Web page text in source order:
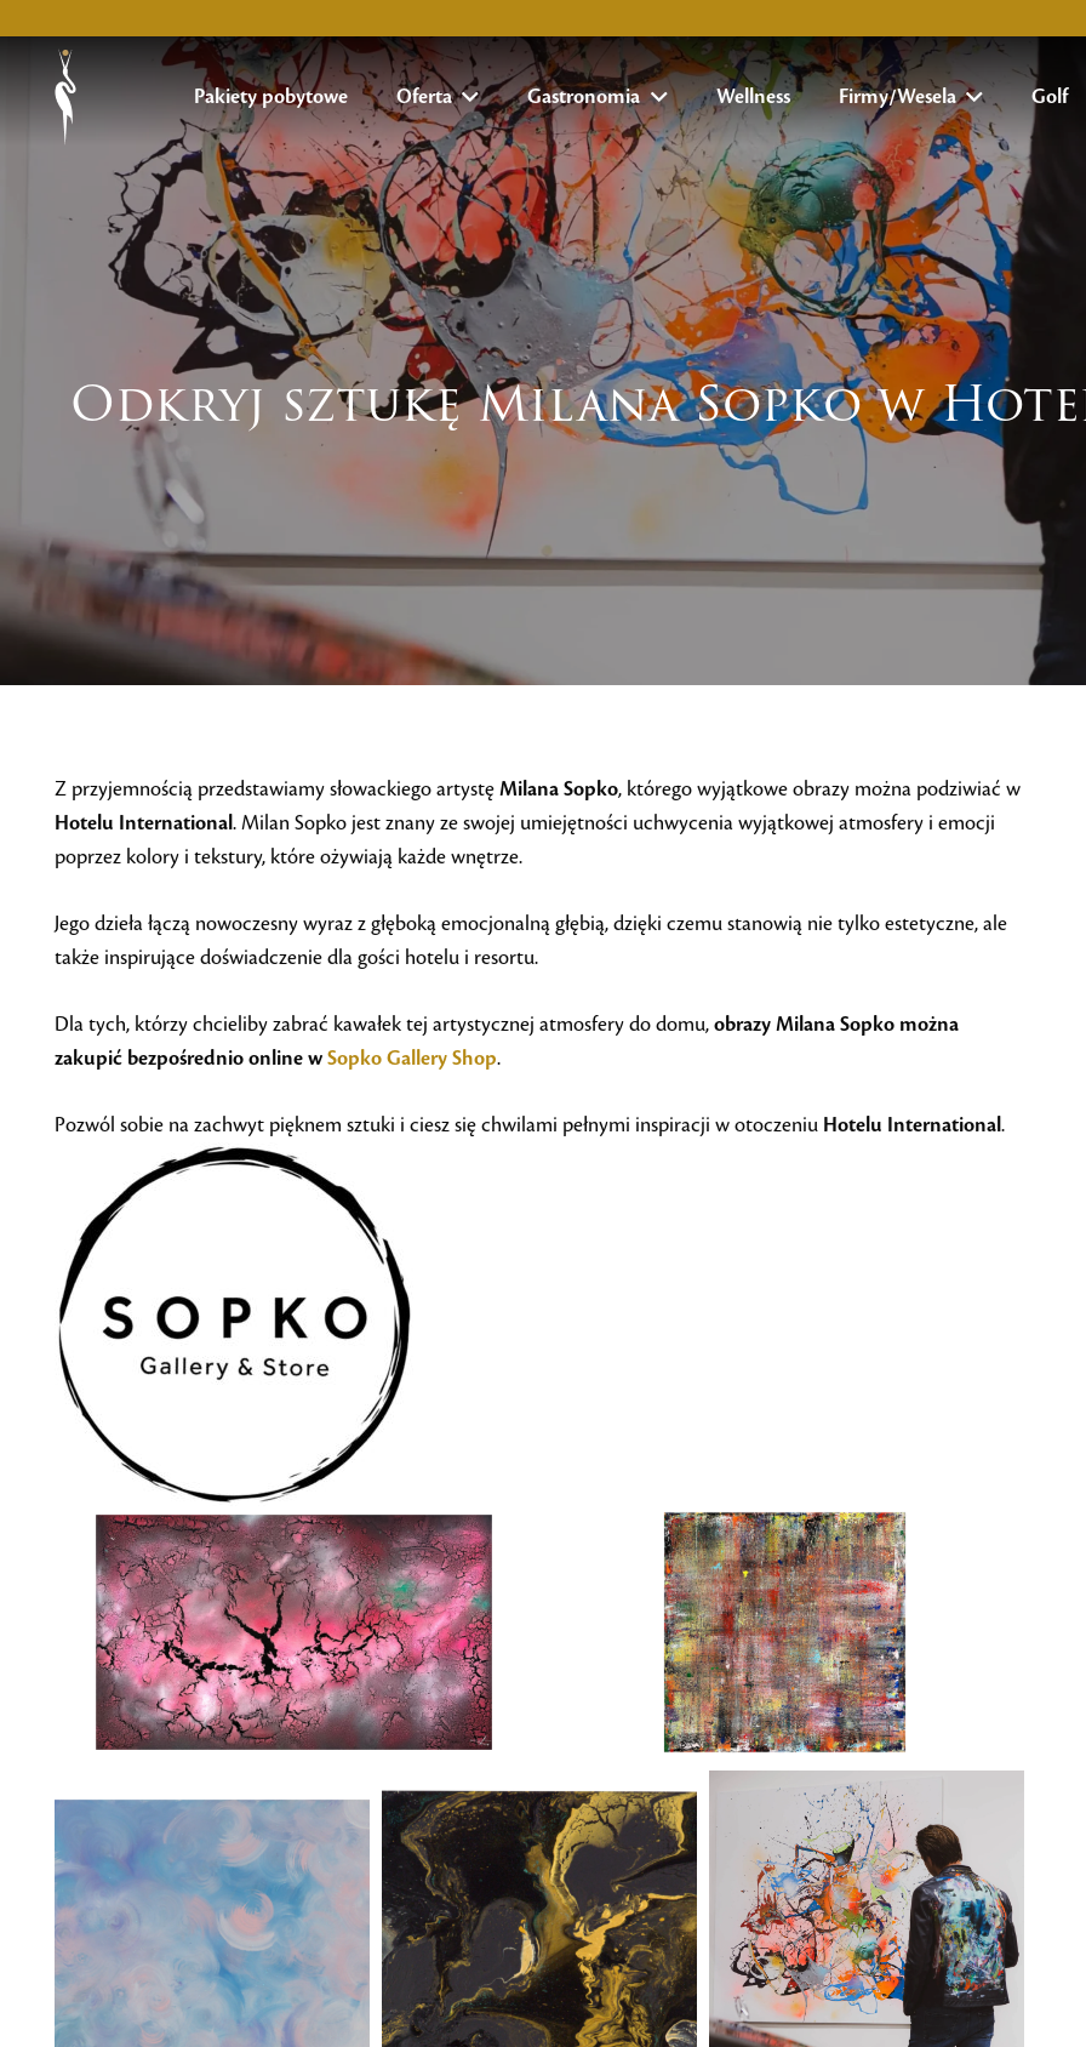
Pakiety pobytowe Oferta Gastronomia Wellness Firmy/Wesela Golf
Odkryj sztukę Milana Sopko w
Z przyjemnością przedstawiamy słowackiego artystęMilana Sopko, którego wyjątkowe obrazy można podziwiać w
Hotelu International. Milan Sopko jest znany ze swojej umiejętności uchwycenia wyjątkowej atmosfery i emocji
poprzez kolory i tekstury, które ożywiają każde wnętrze.
Jego dzieła łączą nowoczesny wyraz z głęboką emocjonalną głębią, dzięki czemu stanowią nie tylko estetyczne, ale
także inspirujące doświadczenie dla gości hotelu i resortu.
Dla tych, którzy chcieliby zabrać kawałek tej artystycznej atmosfery do domu,obrazy Milana Sopko można
zakupić bezpośrednio online wSopko Gallery Shop.
Pozwól sobie na zachwyt pięknem sztuki i ciesz się chwilami pełnymi inspiracji w otoczeniu Hotelu International.